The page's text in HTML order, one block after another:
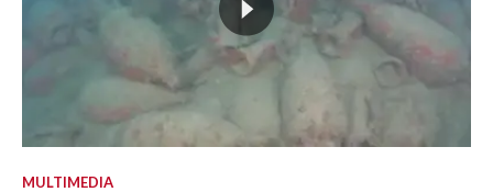
MULTIMEDIA